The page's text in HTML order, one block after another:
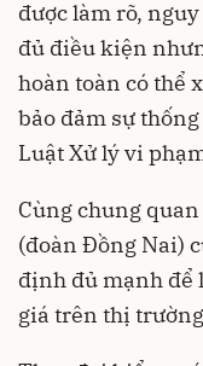
được làm rõ,
đủ điều kiện
hoàn toàn có thể
bảo đảm sự
Luật Xử lý vi
Cùng chung
(đoàn Đồng Nai)
định đủ mạnh để
giá trên thị